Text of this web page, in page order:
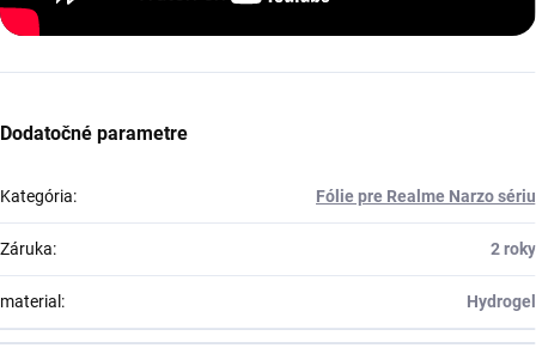
Dodatočné parametre
Kategória: Fólie pre Realme Narzo sériu
Záruka: 2 roky
material: Hydrogel